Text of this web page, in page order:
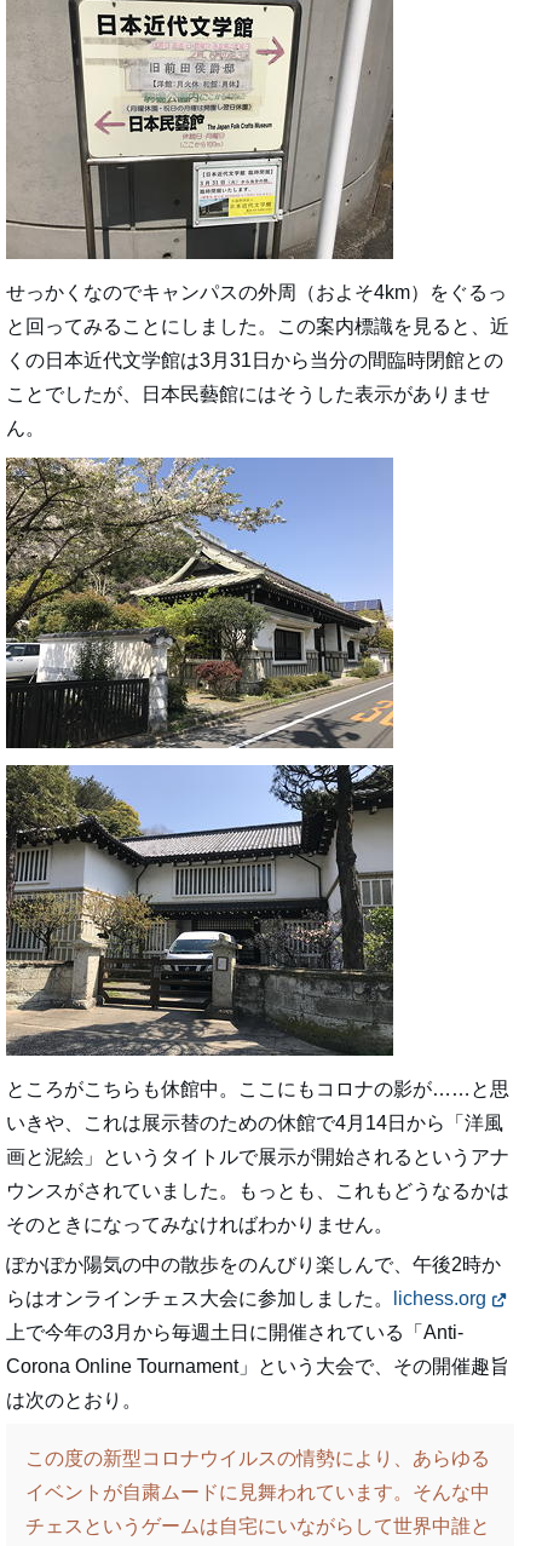
せっかくなのでキャンパスの外周（およそ4km）をぐるっ
と回ってみることにしました。この案内標識を見ると、近
くの日本近代文学館は3月31日から当分の間臨時閉館との
ことでしたが、日本民藝館にはそうした表示がありませ
ん。
ところがこちらも休館中。ここにもコロナの影が……と思
いきや、これは展示替のための休館で4月14日から「洋風
画と泥絵」というタイトルで展示が開始されるというアナ
ウンスがされていました。もっとも、これもどうなるかは
そのときになってみなければわかりません。
ぽかぽか陽気の中の散歩をのんびり楽しんで、午後2時か
らはオンラインチェス大会に参加しました。
lichess.org
上で今年の3月から毎週土日に開催されている「Anti-
Corona Online Tournament」という大会で、その開催趣旨
は次のとおり。
この度の新型コロナウイルスの情勢により、あらゆる
イベントが自粛ムードに見舞われています。そんな中
チェスというゲームは自宅にいながらして世界中誰と